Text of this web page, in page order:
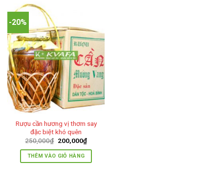
-20%
Rượu cần hương vị thơm say
đặc biệt khó quên
250,000₫ Giá
là:
250,000₫.
200,000₫Giá
hiện
tại
200,000₫.
THÊM VÀO GIỎ HÀNG